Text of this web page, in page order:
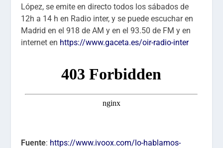
López, se emite en directo todos los sábados de
12h a 14 h en Radio inter, y se puede escuchar en
Madrid en el 918 de AM y en el 93.50 de FM y en
internet en https://www.gaceta.es/oir-radio-inter
Fuente: https://www.ivoox.com/lo-hablamos-